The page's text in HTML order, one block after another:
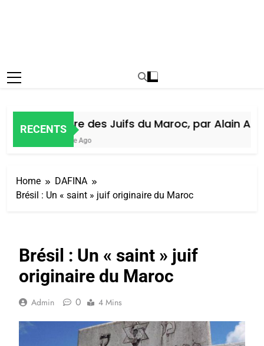
RECENTS
Histoire des Juifs du Maroc, par Alain Amiel
1 Semaine Ago
Home
DAFINA
Brésil : Un « saint » juif originaire du Maroc
Brésil : Un « saint » juif
originaire du Maroc
Admin 0 4 Mins